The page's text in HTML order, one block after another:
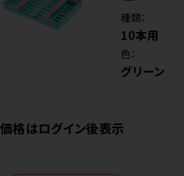
種類：
10本用
色：
グリーン
価格はログイン後表示